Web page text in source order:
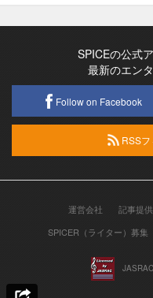
SPICEの公式
最新のエン
Follow on Facebook
RSSフ
運営会社 記事提
SPICER（ライター）募集